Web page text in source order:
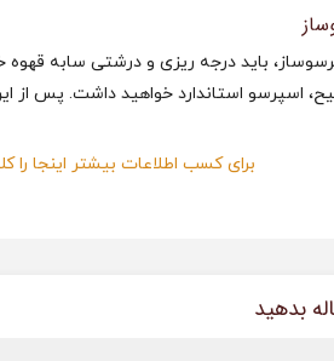
باید درجه ریزی و درشتی سابه قهوه
اسپرسو استاندارد خواهید داشت. پس
برای کسب اطلاعات بیشتر اینجا را
بدهید